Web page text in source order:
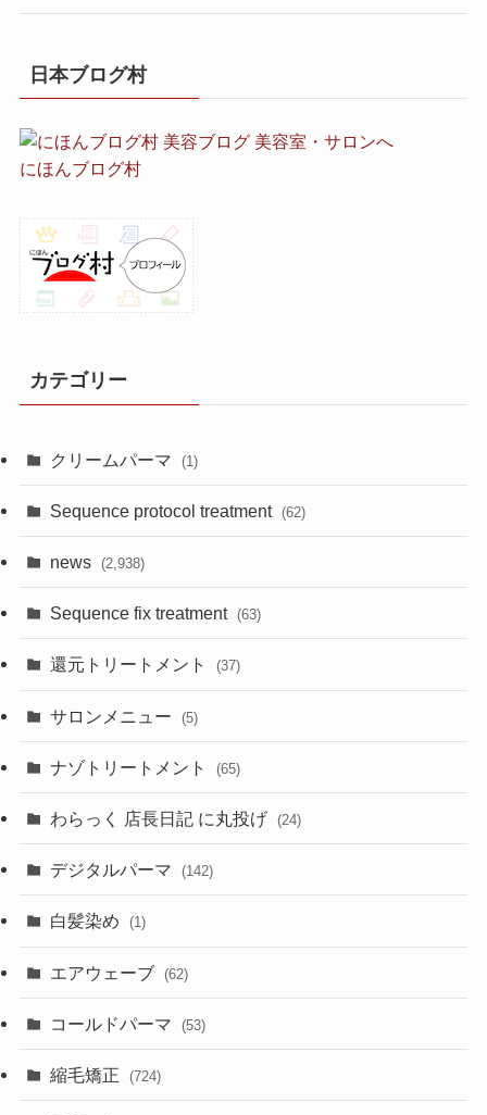
日本ブログ村
にほんブログ村
カテゴリー
クリームパーマ (1)
Sequence protocol treatment (62)
news (2,938)
Sequence fix treatment (63)
還元トリートメント (37)
サロンメニュー (5)
ナゾトリートメント (65)
わらっく 店長日記 に丸投げ (24)
デジタルパーマ (142)
白髪染め (1)
エアウェーブ (62)
コールドパーマ (53)
縮毛矯正 (724)